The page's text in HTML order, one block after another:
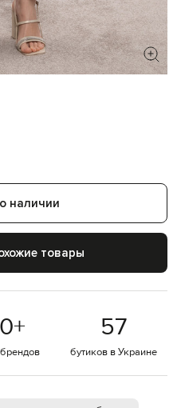
наличии
товары
+ 57
бутиков в Украине